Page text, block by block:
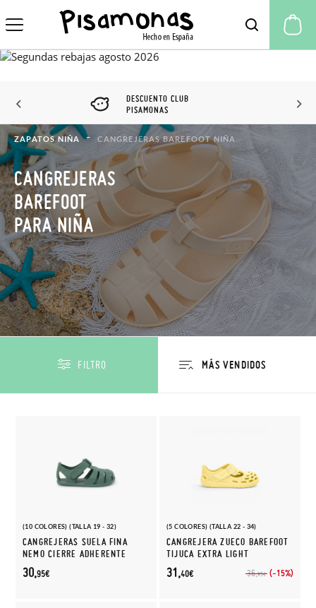
DESCUENTO CLUB
PISAMONAS
ZAPATOS NIÑA CANGREJERAS BAREFOOT NIÑA
CANGREJERAS
BAREFOOT
PARA NIÑA
FILTRO
(10 COLORES) (TALLA 19 - 32)
CANGREJERAS SUELA FINA
NEMO CIERRE ADHERENTE
30,95€
(5 COLORES) (TALLA 22 - 34)
CANGREJERA ZUECO BAREFOOT
TIJUCA EXTRA LIGHT
36,95€ (-15%)
31,40€